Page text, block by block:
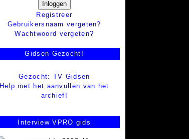
Inloggen
Registreer
Gebruikersnaam vergeten?
Wachtwoord vergeten?
Gidsen Gezocht!
Gezocht: TV Gidsen
Help met het aanvullen van het
archief!
Interview VPRO gids